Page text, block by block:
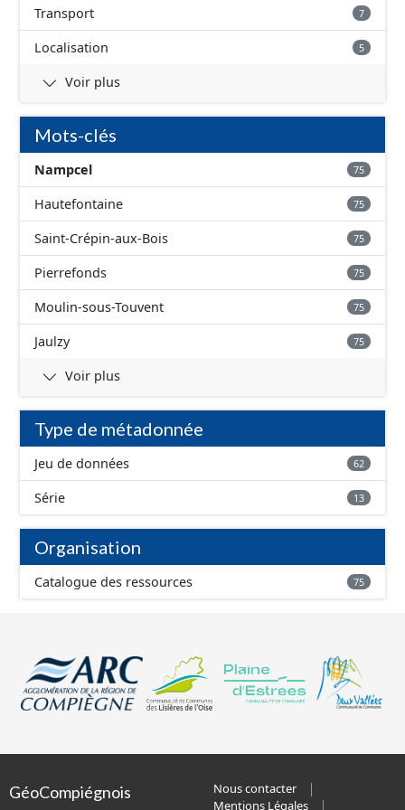
Transport 7
Localisation 5
Voir plus
Mots-clés
Nampcel 75
Hautefontaine 75
Saint-Crépin-aux-Bois 75
Pierrefonds 75
Moulin-sous-Touvent 75
Jaulzy 75
Voir plus
Type de métadonnée
Jeu de données 62
Série 13
Organisation
Catalogue des ressources 75
GéoCompiégnois
Nous contacter
Mentions Légales